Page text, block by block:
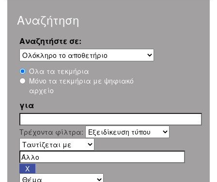
Αναζήτηση
Αναζητήστε σε:
Όλα τα τεκμήρια
Μόνο τα τεκμήρια με ψηφιακό
αρχείο
για
Τρέχοντα φίλτρα: